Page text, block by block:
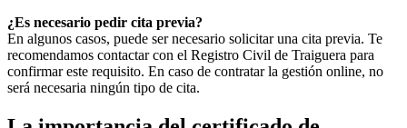
¿Es necesario pedir cita previa?
En algunos casos, puede ser necesario solicitar una cita previa. Te
recomendamos contactar con el Registro Civil de Traiguera para
confirmar este requisito. En caso de contratar la gestión online, no
será necesaria ningún tipo de cita.